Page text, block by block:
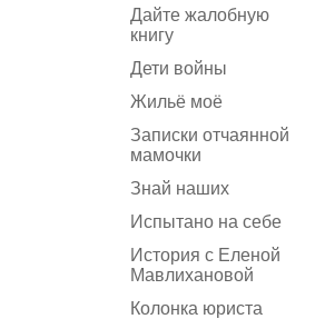
Дайте жалобную
книгу
Дети войны
Жильё моё
Записки отчаянной
мамочки
Знай наших
Испытано на себе
История с Еленой
Мавлихановой
Колонка юриста